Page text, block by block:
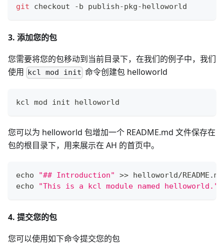
git checkout -b publish-pkg-helloworld
3. 添加您的包
您需要将您的包移动到当前目录下，在我们的例子中，我们
使用
kcl mod init 命令创建包 helloworld
kcl mod init helloworld
您可以为 helloworld 包增加一个 README.md 文件保存在
包的根目录下，用来展示在 AH 的首页中。
echo "## Introduction" >> helloworld/README.md
echo
"This is a kcl module named helloworld."
4. 提交您的包
您可以使用如下命令提交您的包